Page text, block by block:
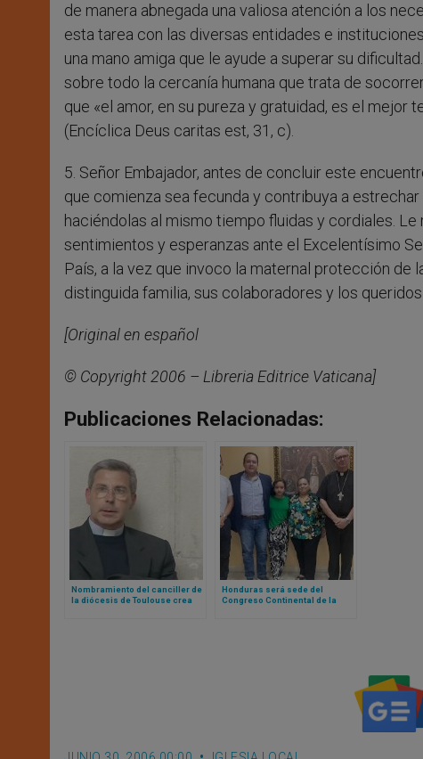
de manera abnegada una valiosa atención a los
esta tarea con las diversas entidades e
una mano amiga que le ayude a superar su
sobre todo la cercanía humana que trata de
que «el amor, en su pureza y gratuidad, es el
(Encíclica Deus caritas est, 31, c).
5. Señor Embajador, antes de concluir este
que comienza sea fecunda y contribuya a
haciéndolas al mismo tiempo fluidas y cordiales.
sentimientos y esperanzas ante el Excelentísimo
País, a la vez que invoco la maternal protección de
distinguida familia, sus colaboradores y los
[Original en español
© Copyright 2006 – Libreria Editrice Vaticana]
Publicaciones Relacionadas:
Nombramiento del canciller de
la diócesis de Toulouse crea
Honduras será sede del
Congreso Continental de la